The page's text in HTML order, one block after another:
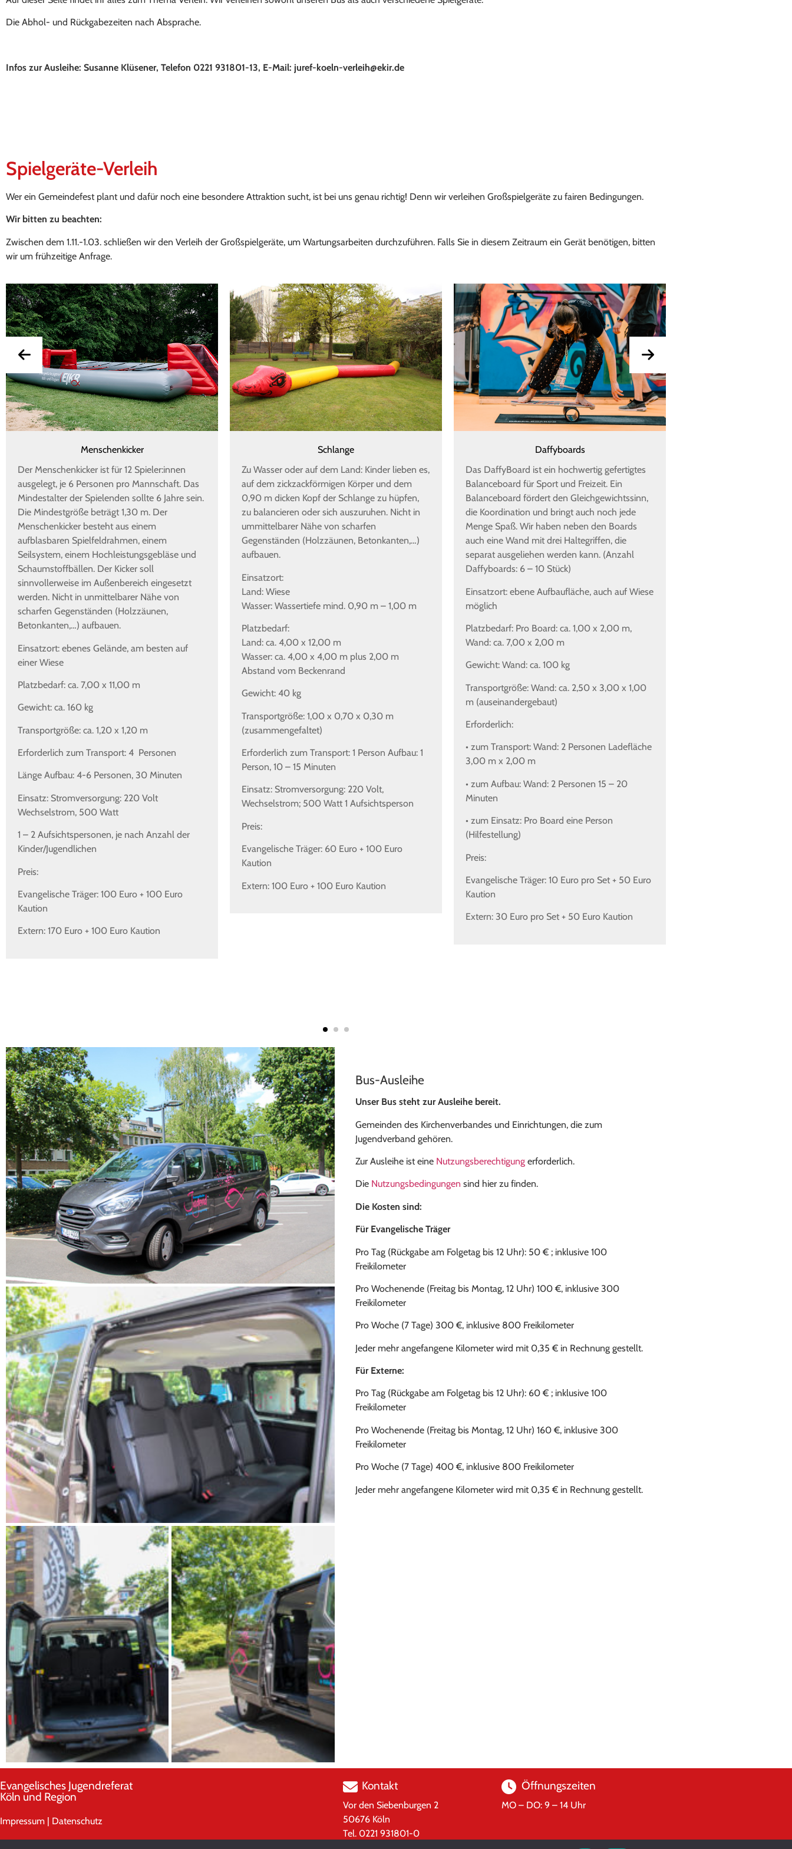
Die Abhol- und Rückgabezeiten nach Absprache.
Infos zur Ausleihe: Susanne Klüsener, Telefon 0221 931801-13, E-Mail: juref-koeln-verleih@ekir.de
Spielgeräte-Verleih
Wer ein Gemeindefest plant und dafür noch eine besondere Attraktion sucht, ist bei uns genau richtig! Denn wir verleihen Großspielgeräte zu fairen Bedingungen.
Wir bitten zu beachten:
Zwischen dem 1.11.-1.03. schließen wir den Verleih der Großspielgeräte, um Wartungsarbeiten durchzuführen. Falls Sie in diesem Zeitraum ein Gerät benötigen, bitten
wir um frühzeitige Anfrage.
Menschenkicker
Der Menschenkicker ist für 12 Spieler:innen
ausgelegt, je 6 Personen pro Mannschaft. Das
Mindestalter der Spielenden sollte 6 Jahre sein.
Die Mindestgröße beträgt 1,30 m. Der
Menschenkicker besteht aus einem
aufblasbaren Spielfeldrahmen, einem
Seilsystem, einem Hochleistungsgebläse und
Schaumstoffbällen. Der Kicker soll
sinnvollerweise im Außenbereich eingesetzt
werden. Nicht in unmittelbarer Nähe von
scharfen Gegenständen (Holzzäunen,
Betonkanten,…) aufbauen.
Einsatzort: ebenes Gelände, am besten auf
einer Wiese
Platzbedarf: ca. 7,00 x 11,00 m
Gewicht: ca. 160 kg
Transportgröße: ca. 1,20 x 1,20 m
Erforderlich zum Transport: 4 Personen
Länge Aufbau: 4-6 Personen, 30 Minuten
Einsatz: Stromversorgung: 220 Volt
Wechselstrom, 500 Watt
1 – 2 Aufsichtspersonen, je nach Anzahl der
Kinder/Jugendlichen
Preis:
Evangelische Träger: 100 Euro + 100 Euro
Kaution
Extern: 170 Euro + 100 Euro Kaution
Schlange
Zu Wasser oder auf dem Land: Kinder lieben es,
auf dem zickzackförmigen Körper und dem
0,90 m dicken Kopf der Schlange zu hüpfen,
zu balancieren oder sich auszuruhen. Nicht in
ummittelbarer Nähe von scharfen
Gegenständen (Holzzäunen, Betonkanten,…)
aufbauen.
Einsatzort:
Land: Wiese
Wasser: Wassertiefe mind. 0,90 m – 1,00 m
Platzbedarf:
Land: ca. 4,00 x 12,00 m
Wasser: ca. 4,00 x 4,00 m plus 2,00 m
Abstand vom Beckenrand
Gewicht: 40 kg
Transportgröße: 1,00 x 0,70 x 0,30 m
(zusammengefaltet)
Erforderlich zum Transport: 1 Person Aufbau: 1
Person, 10 – 15 Minuten
Einsatz: Stromversorgung: 220 Volt,
Wechselstrom; 500 Watt 1 Aufsichtsperson
Preis:
Evangelische Träger: 60 Euro + 100 Euro
Kaution
Extern: 100 Euro + 100 Euro Kaution
Daffyboards
Das DaffyBoard ist ein hochwertig gefertigtes
Balanceboard für Sport und Freizeit. Ein
Balanceboard fördert den Gleichgewichtssinn,
die Koordination und bringt auch noch jede
Menge Spaß. Wir haben neben den Boards
auch eine Wand mit drei Haltegriffen, die
separat ausgeliehen werden kann. (Anzahl
Daffyboards: 6 – 10 Stück)
Einsatzort: ebene Aufbaufläche, auch auf Wiese
möglich
Platzbedarf: Pro Board: ca. 1,00 x 2,00 m,
Wand: ca. 7,00 x 2,00 m
Gewicht: Wand: ca. 100 kg
Transportgröße: Wand: ca. 2,50 x 3,00 x 1,00
m (auseinandergebaut)
Erforderlich:
• zum Transport: Wand: 2 Personen Ladefläche
3,00 m x 2,00 m
• zum Aufbau: Wand: 2 Personen 15 – 20
Minuten
• zum Einsatz: Pro Board eine Person
(Hilfestellung)
Preis:
Evangelische Träger: 10 Euro pro Set + 50 Euro
Kaution
Extern: 30 Euro pro Set + 50 Euro Kaution
Bus-Ausleihe
Unser Bus steht zur Ausleihe bereit.
Gemeinden des Kirchenverbandes und Einrichtungen, die zum
Jugendverband gehören.
Zur Ausleihe ist eine Nutzungsberechtigungerforderlich.
Die Nutzungsbedingungen sind hier zu finden.
Die Kosten sind:
Für Evangelische Träger
Pro Tag (Rückgabe am Folgetag bis 12 Uhr): 50 € ; inklusive 100
Freikilometer
Pro Wochenende (Freitag bis Montag, 12 Uhr) 100 €, inklusive 300
Freikilometer
Pro Woche (7 Tage) 300 €, inklusive 800 Freikilometer
Jeder mehr angefangene Kilometer wird mit 0,35 € in Rechnung gestellt.
Für Externe:
Pro Tag (Rückgabe am Folgetag bis 12 Uhr): 60 € ; inklusive 100
Freikilometer
Pro Wochenende (Freitag bis Montag, 12 Uhr) 160 €, inklusive 300
Freikilometer
Pro Woche (7 Tage) 400 €, inklusive 800 Freikilometer
Jeder mehr angefangene Kilometer wird mit 0,35 € in Rechnung gestellt.
Evangelisches Jugendreferat
Köln und Region
Impressum | Datenschutz
Kontakt
Vor den Siebenburgen 2
50676 Köln
Tel. 0221 931801-0
Öffnungszeiten
MO – DO: 9 – 14 Uhr